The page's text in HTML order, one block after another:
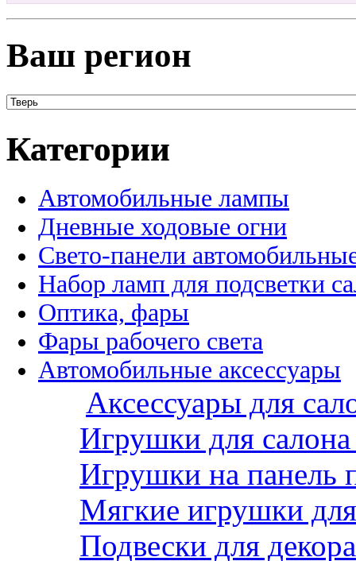
Ваш регион
Категории
Автомобильные лампы
Дневные ходовые огни
Свето-панели
Набор ламп для подсветки
Оптика, фары
Фары рабочего света
Автомобильные аксессуары
Аксессуары для
Игрушки для
Игрушки на панель
Мягкие игрушки
Подвески для декора